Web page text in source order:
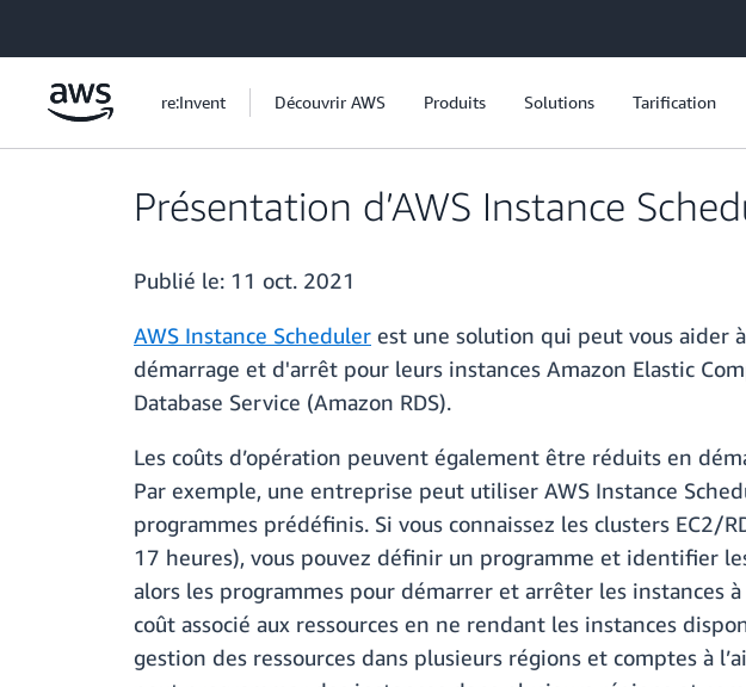
re:Invent Découvrir AWS Produits Solutions Tarification
Présentation d’AWS Instance
Publié le: 11 oct. 2021
AWS Instance Scheduler est une solution qui peut vous aider
démarrage et d'arrêt pour leurs instances Amazon Elastic
Database Service (Amazon RDS).
Les coûts d’opération peuvent également être réduits en
Par exemple, une entreprise peut utiliser AWS Instance
programmes prédéfinis. Si vous connaissez les clusters
17 heures), vous pouvez définir un programme et identifier
alors les programmes pour démarrer et arrêter les instances
coût associé aux ressources en ne rendant les instances
gestion des ressources dans plusieurs régions et comptes à